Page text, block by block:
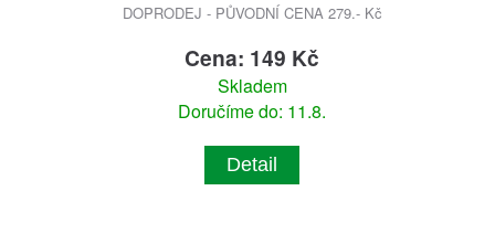
DOPRODEJ - PŮVODNÍ CENA 279.- Kč
Cena: 149 Kč
Skladem
Doručíme do: 11.8.
Detail